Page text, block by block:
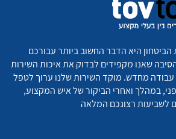
היא הדבר החשוב ביותר עבורכם
שאנו מקפידים לבדוק את איכות השירות
מחדש. מוקד השירות שלנו ערוך לטפל
במהלך ואחרי הביקור של איש המקצוע,
לשביעות רצונכם המלאה